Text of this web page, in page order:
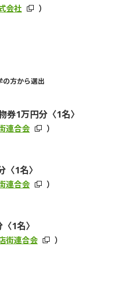
会社 ）
方から選出
券1万円分〈1名〉
連合会 ）
1名〉
連合会 ）
1名〉
街連合会 ）